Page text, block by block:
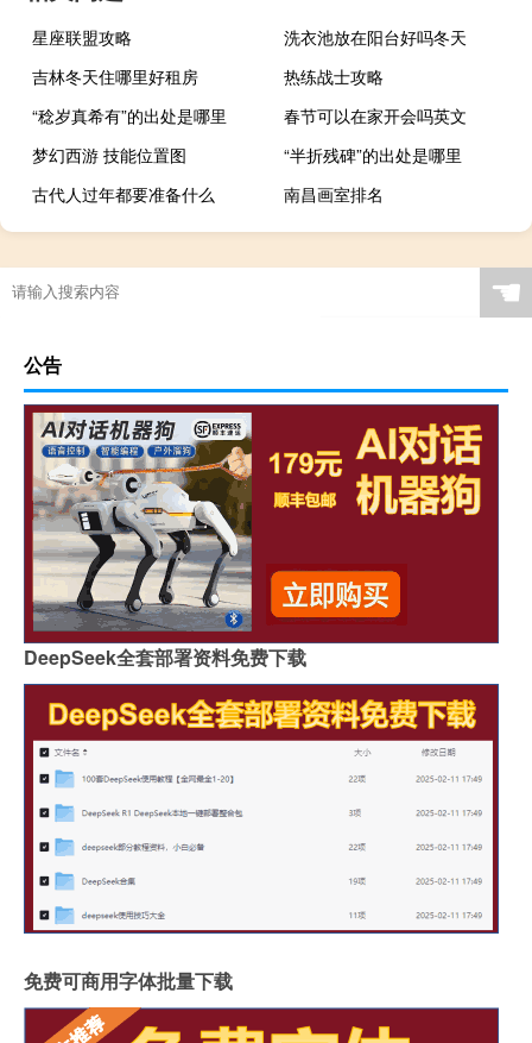
星座联盟攻略
洗衣池放在阳台好吗冬天
吉林冬天住哪里好租房
热练战士攻略
“稔岁真希有”的出处是哪里
春节可以在家开会吗英文
梦幻西游 技能位置图
“半折残碑”的出处是哪里
古代人过年都要准备什么
南昌画室排名
☚
公告
DeepSeek全套部署资料免费下载
免费可商用字体批量下载